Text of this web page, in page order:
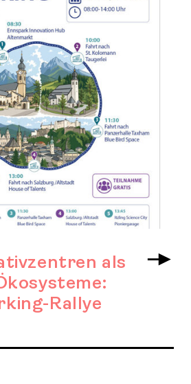
als
Rallye